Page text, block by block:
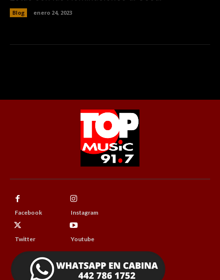
Blog enero 24, 2023
Facebook Instagram
Twitter Youtube